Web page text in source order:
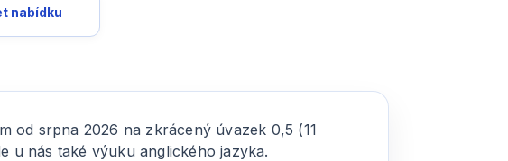
nabídku
od srpna 2026 na zkrácený úvazek 0,5 (11
u nás také výuku anglického jazyka.